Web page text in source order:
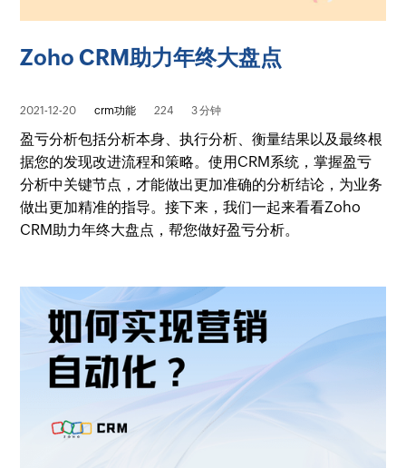
Zoho CRM助力年终大盘点
2021-12-20 crm功能 224 3 分钟
盈亏分析包括分析本身、执行分析、衡量结果以及最终根
据您的发现改进流程和策略。使用CRM系统，掌握盈亏
分析中关键节点，才能做出更加准确的分析结论，为业务
做出更加精准的指导。接下来，我们一起来看看Zoho
CRM助力年终大盘点，帮您做好盈亏分析。